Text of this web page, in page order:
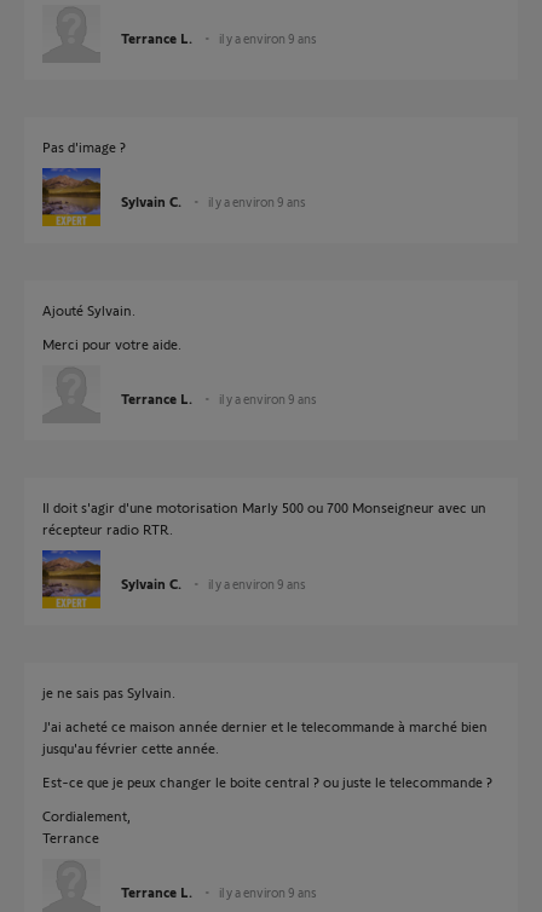
Terrance L. il y a environ 9 ans
Pas d'image ?
Sylvain C. il y a environ 9 ans
Ajouté Sylvain.
Merci pour votre aide.
Terrance L. il y a environ 9 ans
Il doit s'agir d'une motorisation Marly 500 ou 700 Monseigneur avec un
récepteur radio RTR.
Sylvain C. il y a environ 9 ans
je ne sais pas Sylvain.
J'ai acheté ce maison année dernier et le telecommande à marché bien
jusqu'au février cette année.
Est-ce que je peux changer le boite central ? ou juste le telecommande ?
Cordialement,
Terrance
Terrance L. il y a environ 9 ans